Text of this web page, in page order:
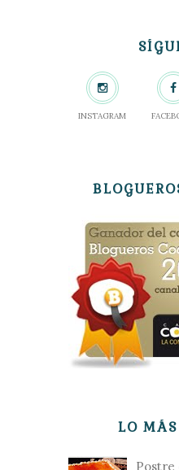
INSTAGRAM
LO
Postre